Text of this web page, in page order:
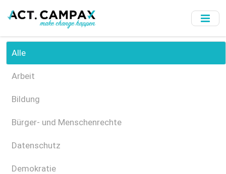
to
content
Alle
Arbeit
Bildung
Bürger- und Menschenrechte
Datenschutz
Demokratie